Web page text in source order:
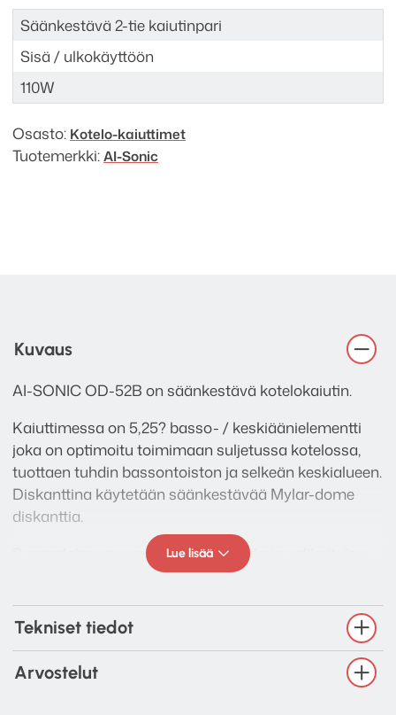
Säänkestävä 2-tie kaiutinpari
Sisä / ulkokäyttöön
110W
Osasto: Kotelo-kaiuttimet
Tuotemerkki:AI-Sonic
Kuvaus
AI-SONIC OD-52B on säänkestävä kotelokaiutin.
Kaiuttimessa on 5,25? basso- / keskiäänielementti
joka on optimoitu toimimaan suljetussa kotelossa,
tuottaen tuhdin bassontoiston ja selkeän keskialueen.
Diskanttina käytetään säänkestävää Mylar-dome
diskanttia.
Suomalaisen suunnittelutyön ja tarkoin valikoitujen
komponenttien ansiosta näiden kaiuttimien
OD52 on hyvä vaihtoehto veneisiin, terasseille,
julkisiin tiloihin ja kaiutin soveltuu niin ulko- kuin
sisäkäyttöön, tai vaikkapa saunaan. Vesitiivis ABS-
Lue lisää
Tekniset tiedot
Arvostelut